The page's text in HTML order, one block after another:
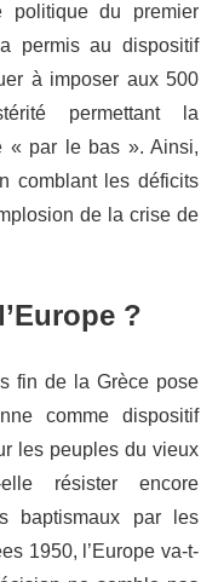
politique du premier
permis au dispositif
à imposer aux 500
permettant la
« par le bas ». Ainsi,
comblant les déficits
de la crise de
?
fin de la Grèce pose
comme dispositif
les peuples du vieux
résister encore
baptismaux par les
1950, l’Europe va-t-